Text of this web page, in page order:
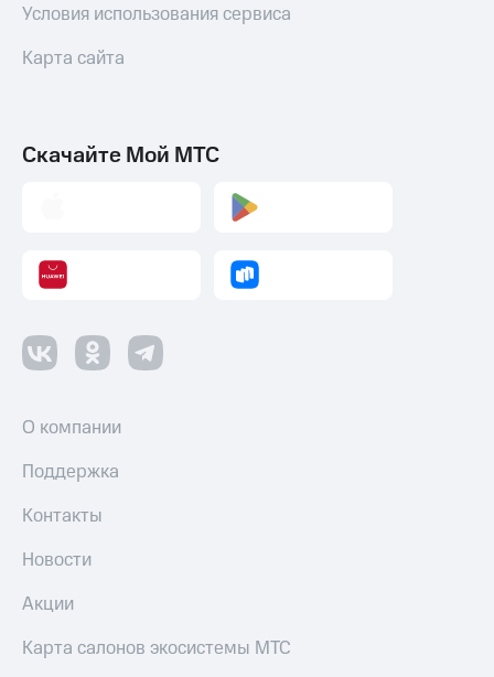
Условия использования сервиса
Карта сайта
Скачайте Мой МТС
О компании
Поддержка
Контакты
Новости
Акции
Карта салонов экосистемы МТС